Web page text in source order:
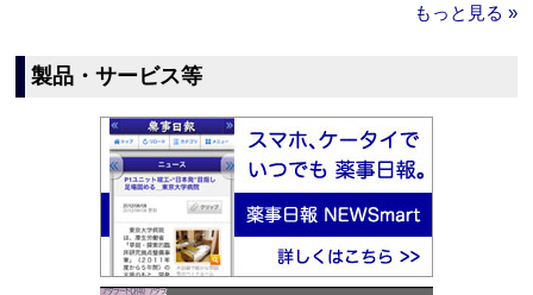
もっと見る »
製品・サービス等